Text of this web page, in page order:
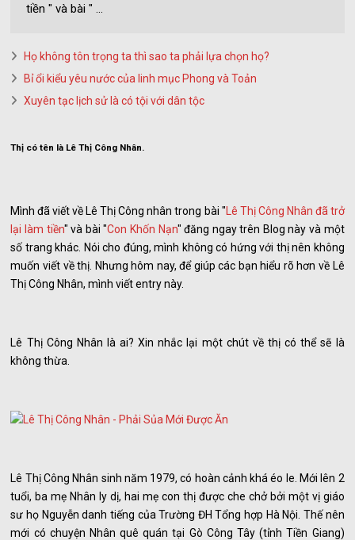
tiền " và bài " ...
Họ không tôn trọng ta thì sao ta phải lựa chọn họ?
Bỉ ổi kiểu yêu nước của linh mục Phong và Toản
Xuyên tạc lịch sử là có tội với dân tộc
Thị có tên là Lê Thị Công Nhân.
Mình đã viết về Lê Thị Công nhân trong bài " Lê Thị Công Nhân đã trở
lại làm tiền" và bài "Con Khốn Nạn" đăng ngay trên Blog này và một
số trang khác. Nói cho đúng, mình không có hứng với thị nên không
muốn viết về thị. Nhưng hôm nay, để giúp các bạn hiểu rõ hơn về Lê
Thị Công Nhân, mình viết entry này.
Lê Thị Công Nhân là ai? Xin nhắc lại một chút về thị có thể sẽ là
không thừa.
Lê Thị Công Nhân sinh năm 1979, có hoàn cảnh khá éo le. Mới lên 2
tuổi, ba mẹ Nhân ly dị, hai mẹ con thị được che chở bởi một vị giáo
sư họ Nguyễn danh tiếng của Trường ĐH Tổng hợp Hà Nội. Thế nên
mới có chuyện Nhân quê quán tại Gò Công Tây (tỉnh Tiền Giang)